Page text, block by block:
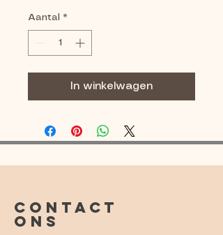
Aantal *
In winkelwagen
CONTACT
ONS